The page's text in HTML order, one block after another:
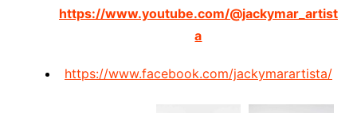
https://www.youtube.com/@jackymar_artist
a
https://www.facebook.com/jackymarartista/